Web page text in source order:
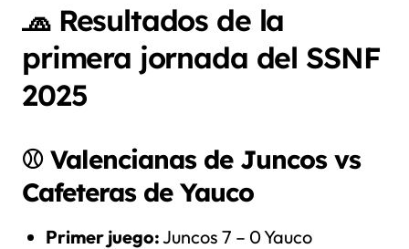
🧢 Resultados de la
primera jornada del SSNF
2025
⚾ Valencianas de Juncos vs
Cafeteras de Yauco
Primer juego:Juncos 7 – 0 Yauco